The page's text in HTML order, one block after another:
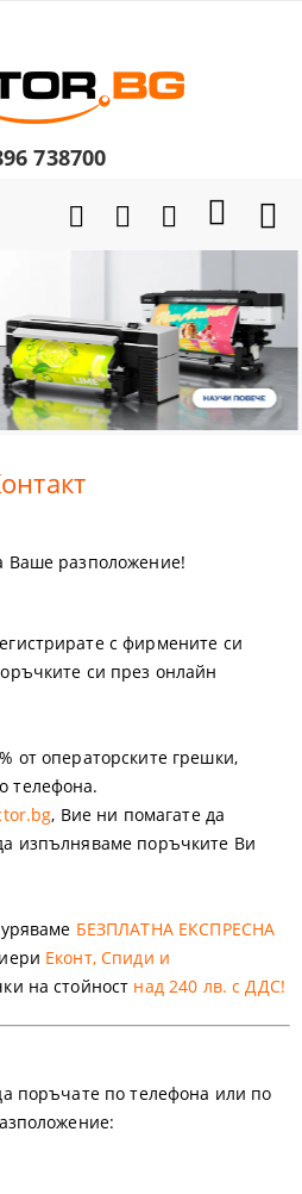
738700
Ваше разположение!
с фирмените си
си през онлайн
от операторските грешки,
телефона.
, Вие ни помагате да
изпълняваме поръчките Ви
БЕЗПЛАТНА ЕКСПРЕСНА
Еконт, Спиди и
на стойност над 240 лв. с ДДС!
поръчате по телефона или по